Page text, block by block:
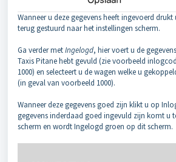
Wanneer u deze gegevens heeft ingevoerd
terug gestuurd naar het instellingen scherm.
Ga verder metIngelogd, hier voert u de
Taxis Pitane hebt gevuld (zie voorbeeld
1000) en selecteert u de wagen welke u
(in geval van voorbeeld 1000).
Wanneer deze gegevens goed zijn klikt u op
gegevens inderdaad goed ingevuld zijn komt u
scherm en wordt Ingelogd groen op dit scherm.